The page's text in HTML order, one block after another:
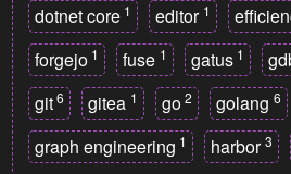
dotnet core 1 editor 1
forgejo 1 fuse 1 gatus 1
git 6 gitea 1 go 2 golang 6
graph engineering 1 harbor 3